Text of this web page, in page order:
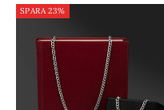
SPARA 23%